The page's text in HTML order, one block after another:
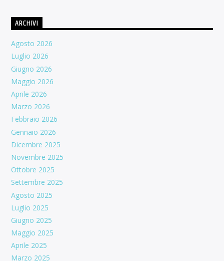
ARCHIVI
Agosto 2026
Luglio 2026
Giugno 2026
Maggio 2026
Aprile 2026
Marzo 2026
Febbraio 2026
Gennaio 2026
Dicembre 2025
Novembre 2025
Ottobre 2025
Settembre 2025
Agosto 2025
Luglio 2025
Giugno 2025
Maggio 2025
Aprile 2025
Marzo 2025